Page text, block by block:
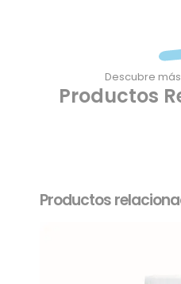
Productos
Descubre
Productos